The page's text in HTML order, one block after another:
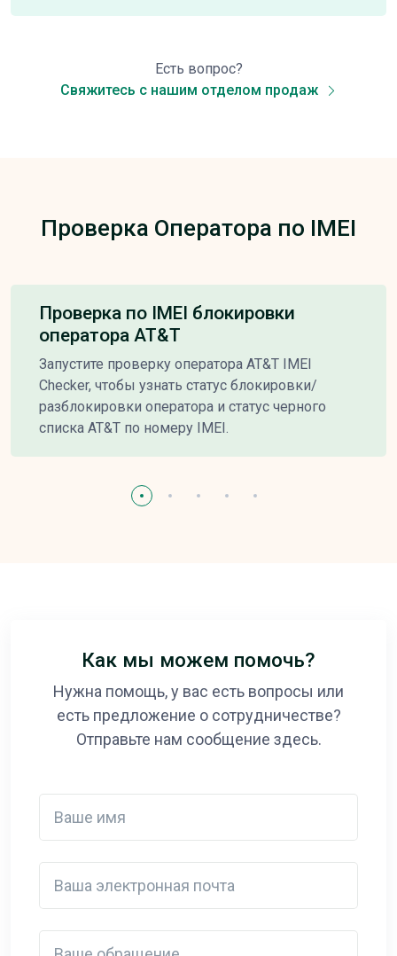
Есть вопрос?
Свяжитесь с нашим отделом продаж
Проверка Оператора по IMEI
Проверка по IMEI блокировки
оператора AT&T
Запустите проверку оператора AT&T IMEI
Checker, чтобы узнать статус блокировки/
разблокировки оператора и статус черного
списка AT&T по номеру IMEI.
Как мы можем помочь?
Нужна помощь, у вас есть вопросы или
есть предложение о сотрудничестве?
Отправьте нам сообщение здесь.